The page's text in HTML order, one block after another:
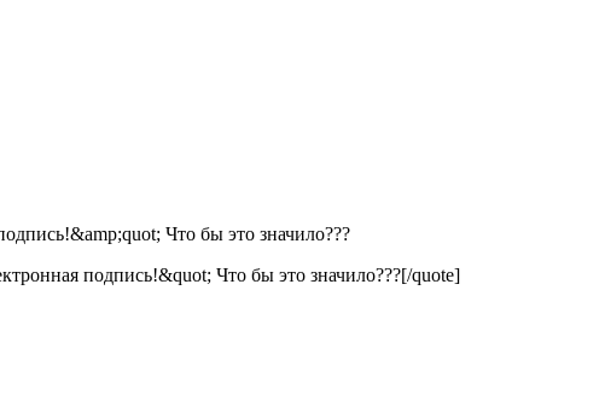
Что бы это значило???
подпись!&quot; Что бы это значило???[/quote]